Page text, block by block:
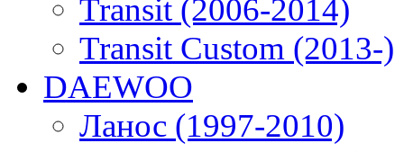
Transit (2006-2014)
Transit Custom (2013-)
DAEWOO
Ланос (1997-2010)